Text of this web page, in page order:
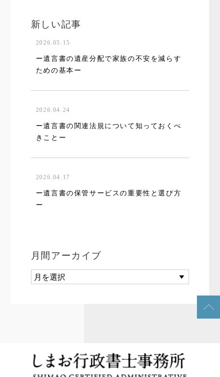
新しい記事
2026.05.15
ー遺言書の遺産分配で家族の不安を減らす
ための基本ー
2026.04.24
ー遺言書の関連法規について知っておくべ
きことー
2026.04.17
ー遺言書の保管サービスの重要性と選び方
ー
月間アーカイブ